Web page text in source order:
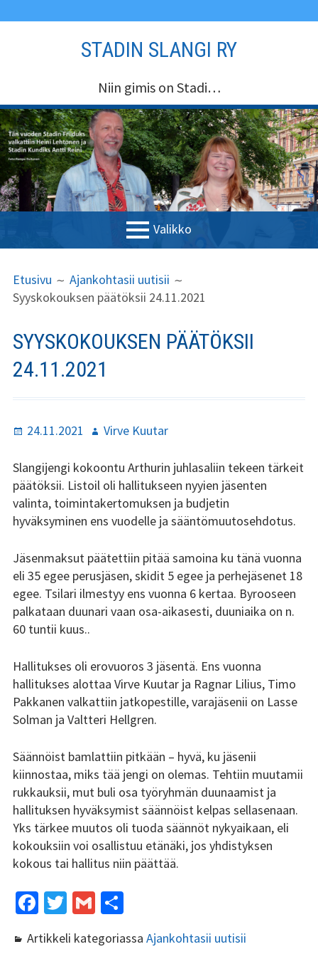
STADIN SLANGI RY
Niin gimis on Stadi…
Valikko
VALIKKO
Stadin Slangi ry
Stadin Slangi ry:n säännöt
Hallitus
Jäsenyys
Historia
Toiminta
Tsilari
Mediakortti
Tsilari 2021
Tsilari 2020
Tsilari 2019
Tsilari 2018
Tsilari 2017
Tsilari 2016
Tsilari 2015
Tsilari 2014
Tsilari 2013
Tsilari 2012
Stadin Friidut ja Stadin
Kundit
Stadin Friidut ja Stadin
Etusivu
Ajankohtasii uutisii
Syyskokouksen päätöksii 24.11.2021
SYYSKOKOUKSEN PÄÄTÖKSII
24.11.2021
Julkaistu
24.11.2021 Kirjoittaja
Virve Kuutar
Slangijengi kokoontu Arthurin juhlasaliin tekeen tärkeit
päätöksii. Listoil oli hallitukseen nyyien jäsenten
valinta, toimintakertomuksen ja budjetin
hyväksyminen ens vuodelle ja sääntömuutosehdotus.
Jäsenmaksut päätettiin pitää samoina ku tänä vuonna
eli 35 egee perusjäsen, skidit 5 egee ja perhejäsenet 18
egee. Tsilari ilmestyy ens vuonna 6 kertaa. Byrooseen
palkataan duunari vaan osa-aikasesti, duuniaika on n.
60 tuntii kuus..
Hallitukses oli erovuoros 3 jäsentä. Ens vuonna
hallitukses alottaa Virve Kuutar ja Ragnar Lilius, Timo
Pakkanen valkattiin jatkopestille, varajäsenii on Lasse
Solman ja Valtteri Hellgren.
Säännöist bamlattiin pitkään – hyvä, ku jäsenii
kiinnostaa, miks tää jengi on olemas. Tehtiin muutamii
rukkauksii, mut buli osa työryhmän duunaamist ja
hallituksen hyväksymist säännöist kelpas sellasenaan.
Yks tärkee muutos oli tuoda säännöt nykyaikaan, eli
kokouksiin voi osallistuu etänäki, jos yhdistyksen
kokous tai hallitus niin päättää.
Fa
ce
b
T
wi
tt
G
ai
S
ar
Artikkeli kategoriassa Ajankohtasii uutisii